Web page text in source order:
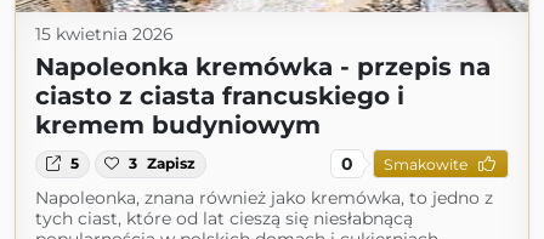
15 kwietnia 2026
Napoleonka kremówka - przepis na
ciasto z ciasta francuskiego i
kremem budyniowym
5 3 Zapisz 0 Smakowite
Napoleonka, znana również jako kremówka, to jedno z
tych ciast, które od lat cieszą się niesłabnącą